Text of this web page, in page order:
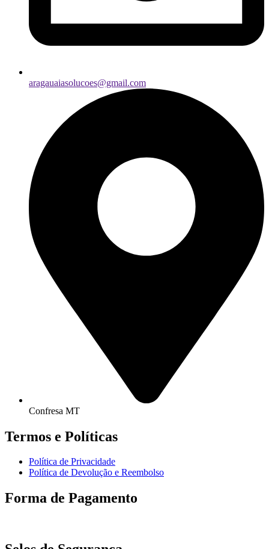
aragauaiasolucoes@gmail.com
Confresa MT
Termos e Políticas
Política de Privacidade
Política de Devolução e Reembolso
Forma de Pagamento